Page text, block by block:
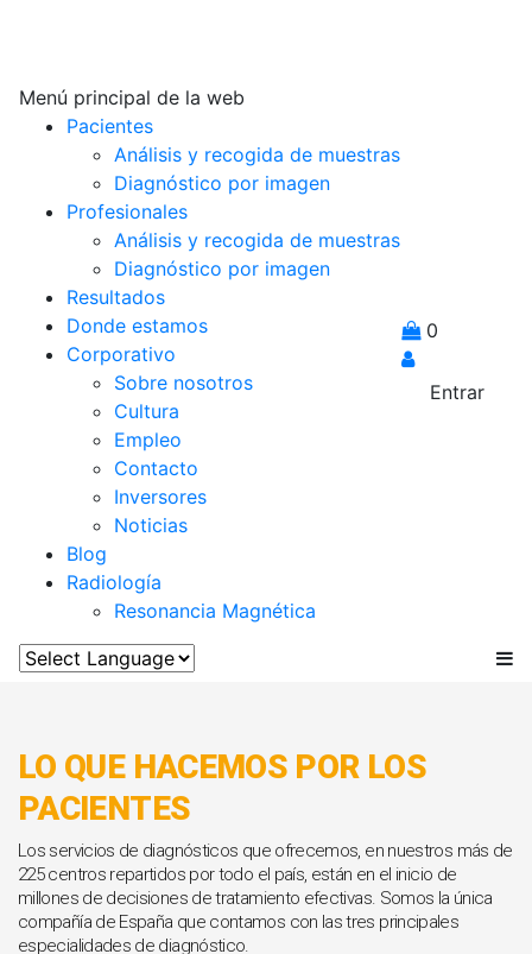
Menú principal de la web
Pacientes
Análisis y recogida de muestras
Diagnóstico por imagen
Profesionales
Análisis y recogida de muestras
Diagnóstico por imagen
Resultados
Donde estamos
Corporativo
Sobre nosotros
Cultura
Empleo
Contacto
Inversores
Noticias
Blog
Radiología
Resonancia Magnética
0
Entrar
LO QUE HACEMOS POR LOS
PACIENTES
Los servicios de diagnósticos que ofrecemos, en nuestros más de
225 centros repartidos por todo el país, están en el inicio de
millones de decisiones de tratamiento efectivas. Somos la única
compañía de España que contamos con las tres principales
especialidades de diagnóstico.